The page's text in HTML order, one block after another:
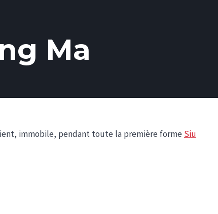
Ma
immobile, pendant toute la première forme Siu